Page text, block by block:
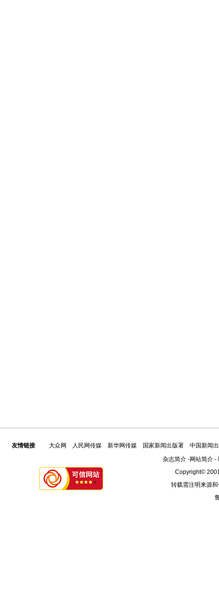
友情链接 大众网 人民网传媒 新华网传媒 国家新闻出版署
中国新闻
杂志简介-网站简介-
Copyright©
转载需注明来源